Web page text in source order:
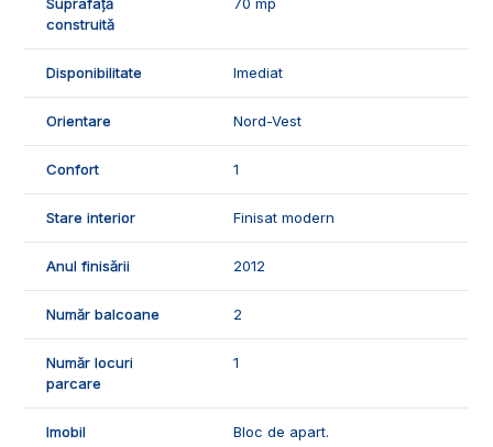
🤝Recomandam aceast imobil fiindca este bine pozitionat,
fiind in apropiere de magazine, scoli si mijloace de transport
in comun.
vizionari, suntem disponibili pentru dumneavoastra, Echipa
ID Exclusiv - 2731508
construită
Disponibilitate Imediat
Orientare Nord-Vest
Confort 1
Stare interior Finisat modern
Anul finisării 2012
Număr balcoane 2
Număr locuri
parcare
1
Imobil Bloc de apart.